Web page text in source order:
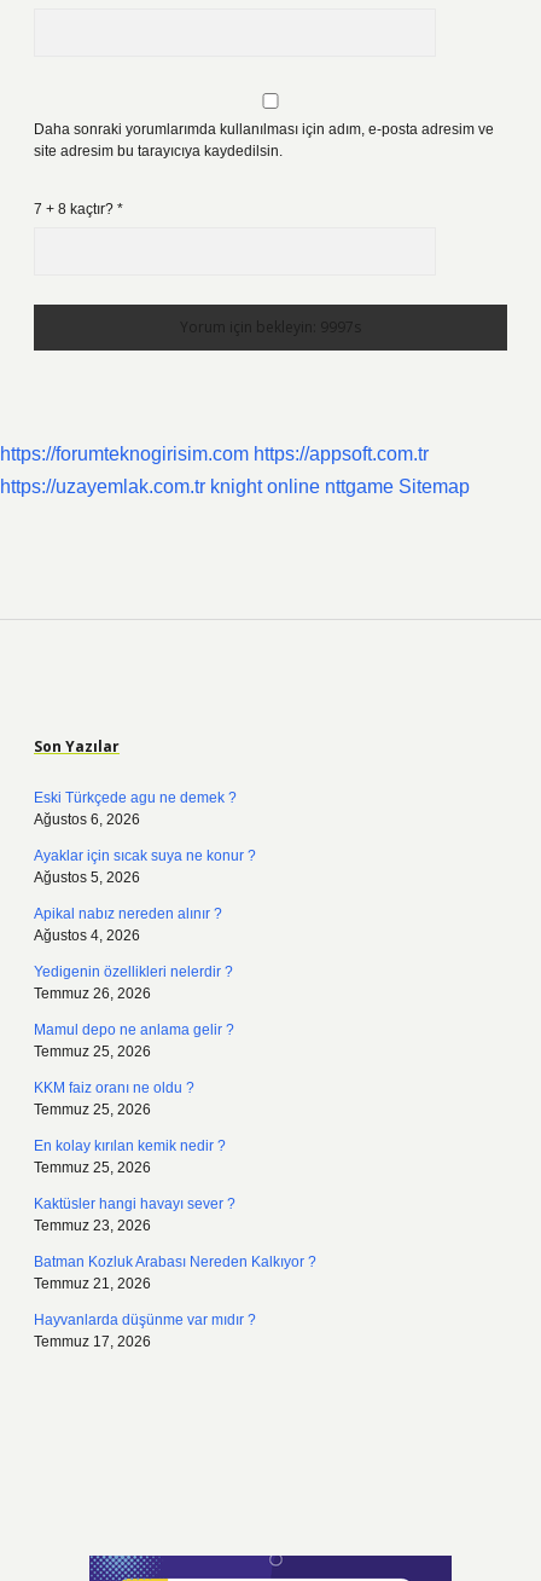
Daha sonraki yorumlarımda kullanılması için adım, e-posta adresim ve
site adresim bu tarayıcıya kaydedilsin.
7 + 8 kaçtır? *
https://forumteknogirisim.com https://appsoft.com.tr
https://uzayemlak.com.tr knight online nttgame Sitemap
Son Yazılar
Eski Türkçede agu ne demek ?
Ağustos 6, 2026
Ayaklar için sıcak suya ne konur ?
Ağustos 5, 2026
Apikal nabız nereden alınır ?
Ağustos 4, 2026
Yedigenin özellikleri nelerdir ?
Temmuz 26, 2026
Mamul depo ne anlama gelir ?
Temmuz 25, 2026
KKM faiz oranı ne oldu ?
Temmuz 25, 2026
En kolay kırılan kemik nedir ?
Temmuz 25, 2026
Kaktüsler hangi havayı sever ?
Temmuz 23, 2026
Batman Kozluk Arabası Nereden Kalkıyor ?
Temmuz 21, 2026
Hayvanlarda düşünme var mıdır ?
Temmuz 17, 2026